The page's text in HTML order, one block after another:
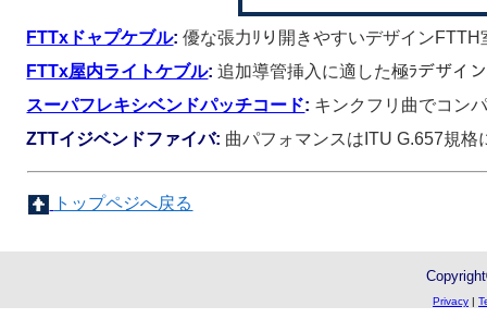
FTTxドャプケブル:優な張力ﾘり開きやすいデザイン
FTTx屋内ライトケブル:追加導管挿入に適した極ﾗデザイ
スーパフレキシベンドパッチコード: キンクフリ曲でコン
ZTTイジベンドファイバ: 曲パフォマンスはITU G.657規格
トップペジへ戻る
Privacy |